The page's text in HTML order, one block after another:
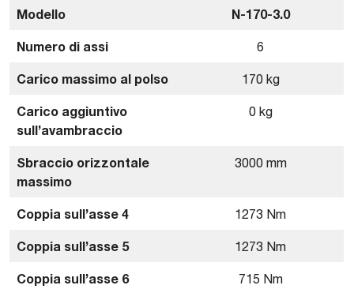
Modello N-170-3.0
Numero di assi 6
Carico massimo al polso 170 kg
Carico aggiuntivo
sull’avambraccio
0 kg
Sbraccio orizzontale
massimo
3000 mm
Coppia sull’asse 4 1273 Nm
Coppia sull’asse 5 1273 Nm
Coppia sull’asse 6 715 Nm